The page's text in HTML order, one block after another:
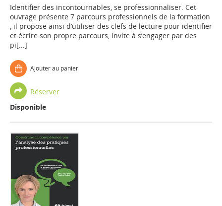
Identifier des incontournables, se professionnaliser. Cet
ouvrage présente 7 parcours professionnels de la formation
, il propose ainsi d’utiliser des clefs de lecture pour identifier
et écrire son propre parcours, invite à s’engager par des
pi[...]
Ajouter au panier
Réserver
Disponible